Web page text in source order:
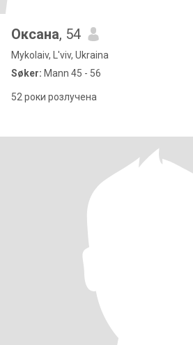
Оксана, 54
Mykolaiv, L'viv, Ukraina
Søker: Mann 45 - 56
52 роки розлучена